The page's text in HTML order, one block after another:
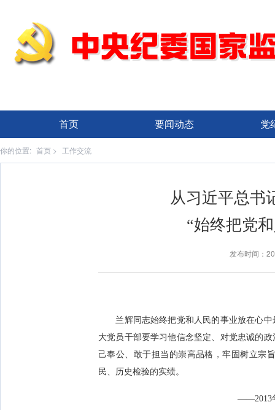
首页 要闻动态 党
你的位置: 首页 > 工作交流
从习近平总书
“始终把党
发布时间：
兰辉同志始终把党和人民的事业放在心中
大党员干部要学习他信念坚定、对党忠诚的
己奉公、敢于担当的崇高品格，牢固树立宗
民、历史检验的实绩。
——2013年9
兰辉同志学习的批示
回到老县城，他第一